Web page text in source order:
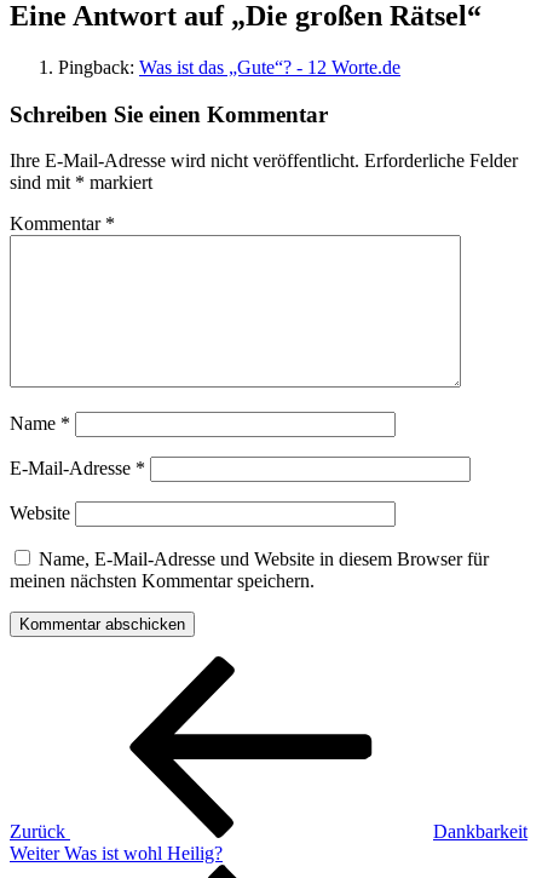
Eine Antwort auf „Die großen Rätsel“
Pingback: Was ist das „Gute“? - 12 Worte.de
Schreiben Sie einen Kommentar
Ihre E-Mail-Adresse wird nicht veröffentlicht. Erforderliche Felder
sind mit * markiert
Kommentar *
Name *
E-Mail-Adresse *
Website
Name, E-Mail-Adresse und Website in diesem Browser für
meinen nächsten Kommentar speichern.
Beitragsnavigation
Zurück
Dankbarkeit
Nächster
Weiter Was ist wohl Heilig?